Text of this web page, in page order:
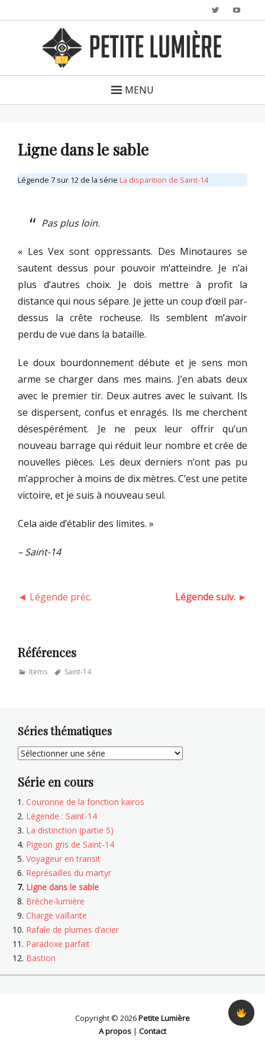
Twitter
MENU
Ligne dans le sable
Légende 7 sur 12 de la série La disparition de Saint-14
Pas plus loin.
« Les Vex sont oppressants. Des Minotaures se
sautent dessus pour pouvoir m’atteindre. Je n’ai
plus d’autres choix. Je dois mettre à profit la
distance qui nous sépare. Je jette un coup d’œil par-
dessus la crête rocheuse. Ils semblent m’avoir
perdu de vue dans la bataille.
Le doux bourdonnement débute et je sens mon
arme se charger dans mes mains. J’en abats deux
avec le premier tir. Deux autres avec le suivant. Ils
se dispersent, confus et enragés. Ils me cherchent
désespérément. Je ne peux leur offrir qu’un
nouveau barrage qui réduit leur nombre et crée de
nouvelles pièces. Les deux derniers n’ont pas pu
m’approcher à moins de dix mètres. C’est une petite
victoire, et je suis à nouveau seul.
Cela aide d’établir des limites. »
– Saint-14
◄ Légende préc. Légende suiv. ►
Références
Categories
Items TagsSaint-14
Séries thématiques
Série en cours
Couronne de la fonction kairos
Légende : Saint-14
La distinction (partie 5)
Pigeon gris de Saint-14
Voyageur en transit
Représailles du martyr
Ligne dans le sable
Brèche-lumière
Charge vaillante
Rafale de plumes d’acier
Paradoxe parfait
Bastion
Copyright © 2026Petite Lumière
A propos | Contact